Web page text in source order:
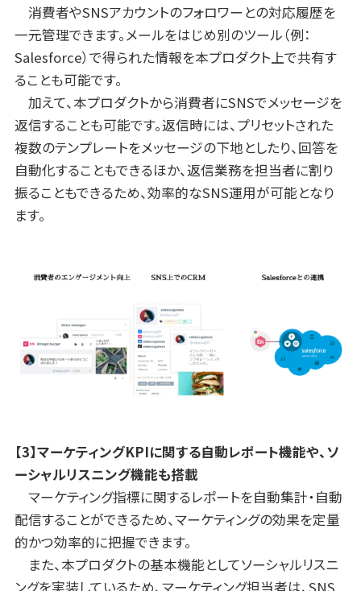
消費者やSNSアカウントのフォロワーとの対応履歴を
一元管理できます。メールをはじめ別のツール（例：
Salesforce）で得られた情報を本プロダクト上で共有す
ることも可能です。
加えて、本プロダクトから消費者にSNSでメッセージを
返信することも可能です。返信時には、プリセットされた
複数のテンプレートをメッセージの下地としたり、回答を
自動化することもできるほか、返信業務を担当者に割り
振ることもできるため、効率的なSNS運用が可能となり
ます。
【3】マーケティングKPIに関する自動レポート機能や、ソ
ーシャルリスニング機能も搭載
マーケティング指標に関するレポートを自動集計・自動
配信することができるため、マーケティングの効果を定量
的かつ効率的に把握できます。
また、本プロダクトの基本機能としてソーシャルリスニ